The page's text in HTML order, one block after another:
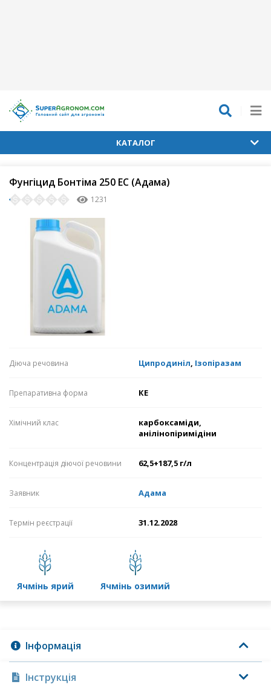
КАТАЛОГ
Фунгіцид Бонтіма 250 ЕС (Адама)
1231
Діюча речовина Ципродиніл, Ізопіразам
Препаративна форма КЕ
Хімічний клас
карбоксаміди,
анілінопіримідіни
Концентрація діючої речовини 62,5+187,5 г/л
Заявник Адама
Термін реєстрації 31.12.2028
ячмінь ярий ячмінь озимий
Інформація
Інструкція